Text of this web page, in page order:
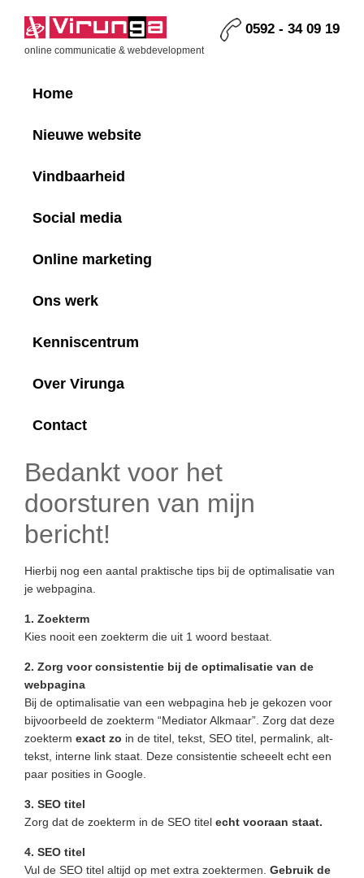
primary
primaryVirunga
online communicatie & webdevelopment
0592 - 34 09 19
Home
Nieuwe website
Vindbaarheid
Social media
Online marketing
Ons werk
Kenniscentrum
Over Virunga
Contact
Bedankt voor het
doorsturen van mijn
bericht!
Hierbij nog een aantal praktische tips bij de optimalisatie van
je webpagina.
1. Zoekterm
Kies nooit een zoekterm die uit 1 woord bestaat.
2. Zorg voor consistentie bij de optimalisatie van de
webpagina
Bij de optimalisatie van een webpagina heb je gekozen voor
bijvoorbeeld de zoekterm “Mediator Alkmaar”. Zorg dat deze
zoekterm exact zo in de titel, tekst, SEO titel, permalink, alt-
tekst, interne link staat. Deze consistentie scheeelt echt een
paar posities in Google.
3. SEO titel
Zorg dat de zoekterm in de SEO titel echt vooraan staat.
4. SEO titel
Vul de SEO titel altijd op met extra zoektermen. Gebruik de